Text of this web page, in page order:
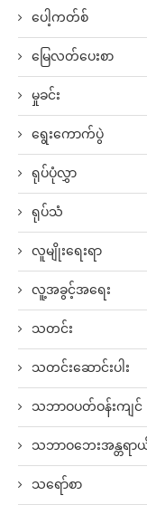
ပေါ့ကတ်စ်
မြေလတ်ပေးစာ
မှုခင်း
ရွေးကောက်ပွဲ
ရုပ်ပုံလွှာ
ရုပ်သံ
လူမျိုးရေးရာ
လူ့အခွင့်အရေး
သတင်း
သတင်းဆောင်းပါး
သဘာဝပတ်ဝန်းကျင်
သဘာဝဘေးအန္တရာ
သရော်စာ